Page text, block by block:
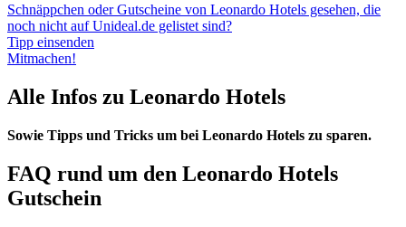
Schnäppchen oder Gutscheine von Leonardo Hotels gesehen, die
noch nicht auf Unideal.de gelistet sind?
Tipp einsenden
Mitmachen!
Alle Infos zu Leonardo Hotels
Sowie Tipps und Tricks um bei Leonardo Hotels zu sparen.
FAQ rund um den Leonardo Hotels
Gutschein